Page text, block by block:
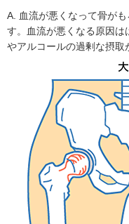
A. 血流が悪くなって骨が
す。血流が悪くなる原因は
やアルコールの過剰な摂取